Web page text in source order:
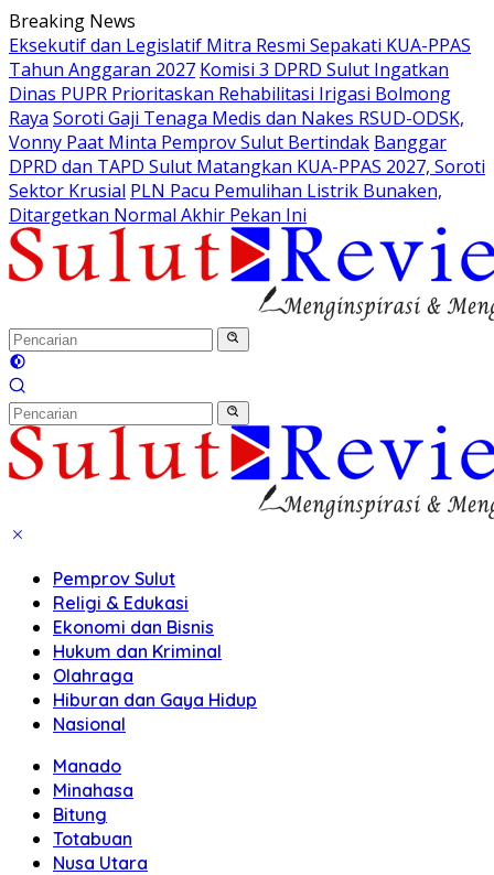
Langsung
ke
konten
Breaking News
Eksekutif dan Legislatif Mitra Resmi Sepakati KUA-PPAS
Tahun Anggaran 2027 Komisi 3 DPRD Sulut Ingatkan
Dinas PUPR Prioritaskan Rehabilitasi Irigasi Bolmong
Raya Soroti Gaji Tenaga Medis dan Nakes RSUD-ODSK,
Vonny Paat Minta Pemprov Sulut Bertindak Banggar
DPRD dan TAPD Sulut Matangkan KUA-PPAS 2027, Soroti
Sektor Krusial PLN Pacu Pemulihan Listrik Bunaken,
Ditargetkan Normal Akhir Pekan Ini
Pemprov Sulut
Religi & Edukasi
Ekonomi dan Bisnis
Hukum dan Kriminal
Olahraga
Hiburan dan Gaya Hidup
Nasional
Manado
Minahasa
Bitung
Totabuan
Nusa Utara